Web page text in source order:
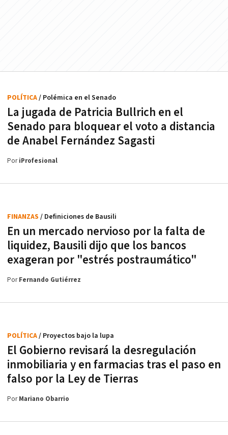
La jugada de Patricia Bullrich en el
Senado para bloquear el voto a distancia
de Anabel Fernández Sagasti
POLÍTICA/ Polémica en el Senado
PoriProfesional
En un mercado nervioso por la falta de
liquidez, Bausili dijo que los bancos
exageran por "estrés postraumático"
FINANZAS / Definiciones de Bausili
PorFernando Gutiérrez
El Gobierno revisará la desregulación
inmobiliaria y en farmacias tras el paso en
falso por la Ley de Tierras
POLÍTICA/ Proyectos bajo la lupa
PorMariano Obarrio